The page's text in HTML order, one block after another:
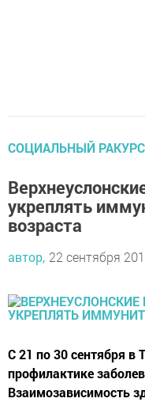
СОЦИАЛЬНЫЙ РАКУРС
укреплять
возраста
автор, 22 сентября
С 21 по 30 сентября в
профилактике
Взаимозависимость